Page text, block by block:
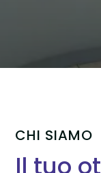
CHI SIAMO
Il tuo